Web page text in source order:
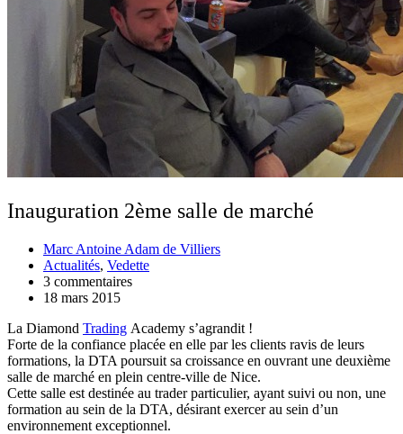
Inauguration 2ème salle de marché
Marc Antoine Adam de Villiers
Actualités, Vedette
3 commentaires
18 mars 2015
La Diamond Trading Academy s’agrandit !
Forte de la confiance placée en elle par les clients ravis de leurs
formations, la DTA poursuit sa croissance en ouvrant une deuxième
salle de marché en plein centre-ville de Nice.
Cette salle est destinée au trader particulier, ayant suivi ou non, une
formation au sein de la DTA, désirant exercer au sein d’un
environnement exceptionnel.